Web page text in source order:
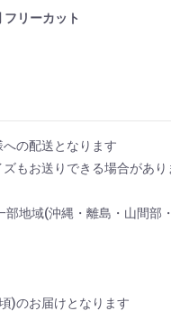
フリーカット
の配送となります
もお送りできる場合があり
地域(沖縄・離島・山間
)のお届けとなります